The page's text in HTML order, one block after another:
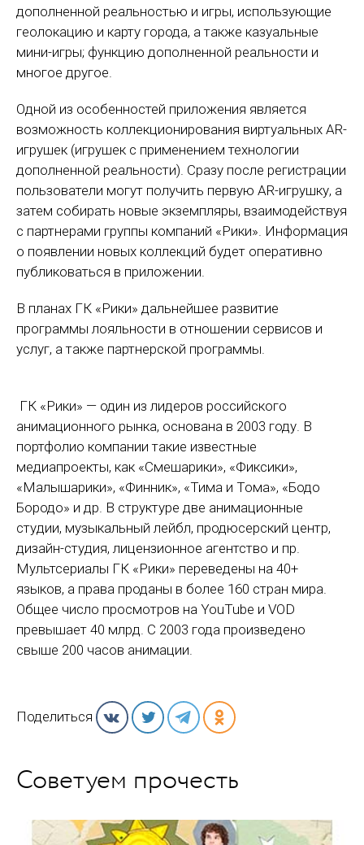
дополненной реальностью и игры, использующие
геолокацию и карту города, а также казуальные
мини-игры; функцию дополненной реальности и
многое другое.
Одной из особенностей приложения является
возможность коллекционирования виртуальных AR-
игрушек (игрушек с применением технологии
дополненной реальности). Сразу после регистрации
пользователи могут получить первую AR-игрушку, а
затем собирать новые экземпляры, взаимодействуя
с партнерами группы компаний «Рики». Информация
о появлении новых коллекций будет оперативно
публиковаться в приложении.
В планах ГК «Рики» дальнейшее развитие
программы лояльности в отношении сервисов и
услуг, а также партнерской программы.
ГК «Рики» — один из лидеров российского
анимационного рынка, основана в 2003 году. В
портфолио компании такие известные
медиапроекты, как «Смешарики», «Фиксики»,
«Малышарики», «Финник», «Тима и Тома», «Бодо
Бородо» и др. В структуре две анимационные
студии, музыкальный лейбл, продюсерский центр,
дизайн-студия, лицензионное агентство и пр.
Мультсериалы ГК «Рики» переведены на 40+
языков, а права проданы в более 160 стран мира.
Общее число просмотров на YouTube и VOD
превышает 40 млрд. С 2003 года произведено
свыше 200 часов анимации.
Поделиться
Советуем прочесть